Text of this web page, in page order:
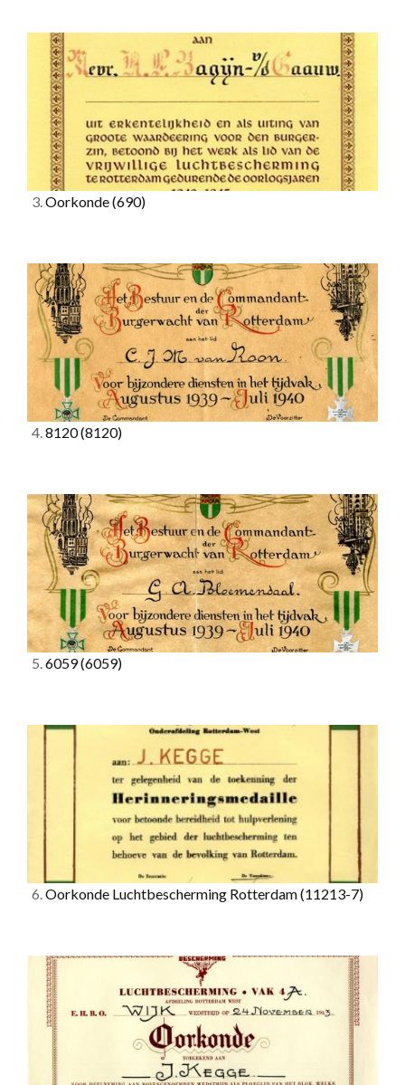
3.Oorkonde(690)
4.8120(8120)
5.6059(6059)
6.Oorkonde Luchtbescherming Rotterdam(11213-7)